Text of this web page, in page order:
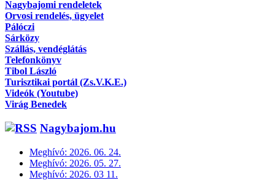
Nagybajomi rendeletek
Orvosi rendelés, ügyelet
Pálóczi
Sárközy
Szállás, vendéglátás
Telefonkönyv
Tibol László
Turisztikai portál (Zs.V.K.E.)
Videók (Youtube)
Virág Benedek
Nagybajom.hu
Meghívó: 2026. 06. 24.
Meghívó: 2026. 05. 27.
Meghívó: 2026. 03 11.